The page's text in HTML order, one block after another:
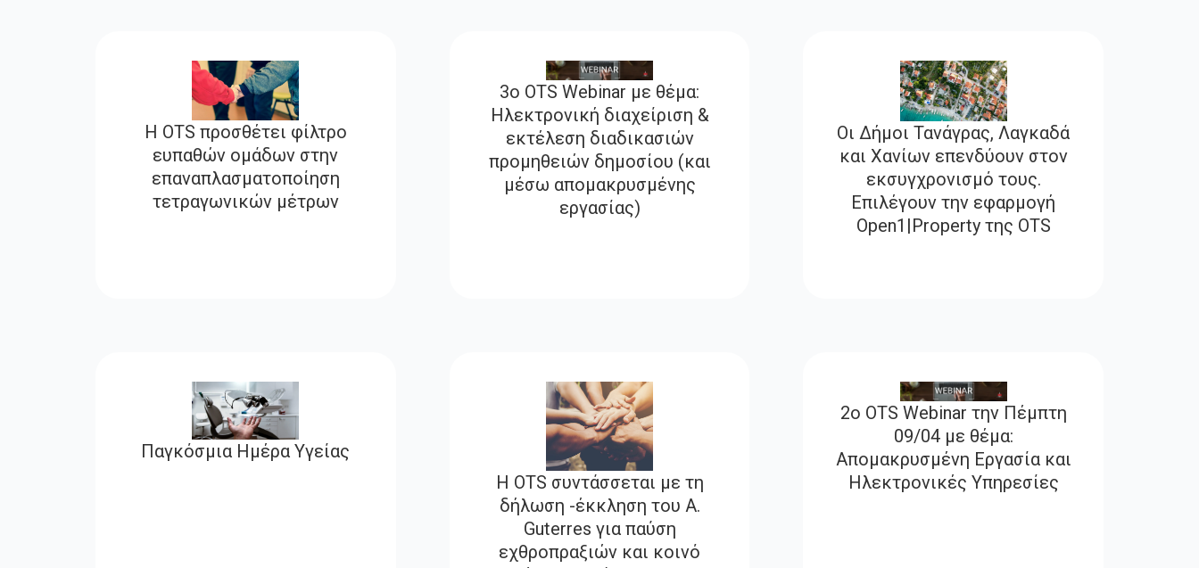
Η OTS προσθέτει φίλτρο
ευπαθών ομάδων στην
επαναπλασματοποίηση
τετραγωνικών μέτρων
3ο OTS Webinar με θέμα:
Ηλεκτρονική διαχείριση &
εκτέλεση διαδικασιών
προμηθειών δημοσίου (και
μέσω απομακρυσμένης
εργασίας)
Οι Δήμοι Τανάγρας, Λαγκαδά
και Χανίων επενδύουν στον
εκσυγχρονισμό τους.
Επιλέγουν την εφαρμογή
Open1|Property της OTS
Παγκόσμια Ημέρα Υγείας
Η OTS συντάσσεται με τη
δήλωση -έκκληση του Α.
Guterres για παύση
εχθροπραξιών και κοινό
2ο OTS Webinar την Πέμπτη
09/04 με θέμα:
Απομακρυσμένη Εργασία και
Ηλεκτρονικές Υπηρεσίες